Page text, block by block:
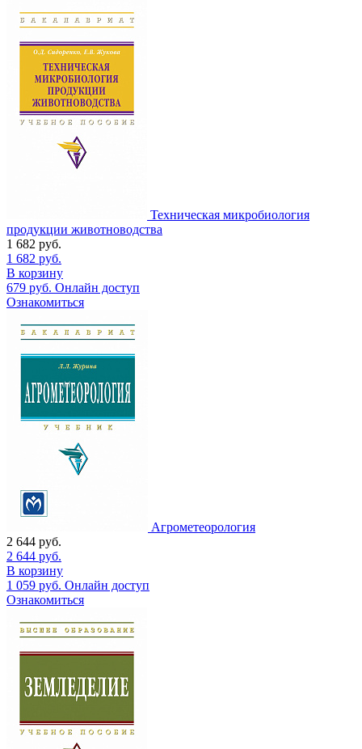
Техническая микробиология
продукции животноводства
1 682 руб.
1 682 руб.
В корзину
679 руб. Онлайн доступ
Ознакомиться
Агрометеорология
2 644 руб.
2 644 руб.
В корзину
1 059 руб. Онлайн доступ
Ознакомиться